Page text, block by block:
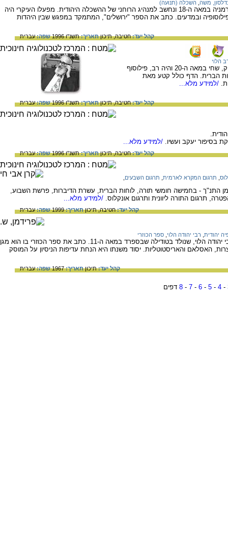
משה השכלה (תנועה)
המידע בדף זה עוסק במשה מנדלסון שחי בגרמניה במאה ה-18 ונחשב למנהיג הרוחני של ההשכלה היהודית. מפעלו העיקרי היה
ובמדעים. כתב את הספר "ירושלים", המתמקד במפגש שבין היהדות
קהל יעד:חטיבה,תיכוןתאריך:תשנ"ו 1996 שפה:עברית
הלוי
המידע בדף זה עוסק ביוסף דב הלוי סולובייצ'יק, שחי במאה ה-20 והיה רב, פילוסוף
הברית. הדף כולל קטע מאת
/למידע מלא...
קהל יעד:חטיבה,תיכוןתאריך:תשנ"ו 1996 שפה:עברית
בסיפור יעקב ועשיו. /למידע מלא...
קהל יעד:חטיבה,תיכוןתאריך:תשנ"ו 1996 שפה:עברית
תרגום המקרא לארמית תרגום השבעים
התנ"ך - בחמישה חומשי תורה, לוחות הברית, עשרת הדיברות, פרשת השבוע,
תרגום התורה ליוונית ותרגום אונקלוס. /למידע מלא...
קהל יעד:חטיבה,תיכוןתאריך:1999 שפה:עברית
יהודית רבי יהודה הלוי ספר הכוזרי
מידע על המשורר, הפילוסוף והוגה הדעות, רבי יהודה הלוי, שנולד בטודילה שבספרד במאה ה-11. כתב את ספר הכוזרי בו הוא מגן
האסלאם והאריסטוטליות. יסוד משנתו היא הנחת עדיפות הניסיון על המוסק
קהל יעד:תיכוןתאריך:1967 שפה:עברית
-
4
-
5
-
6
-
7
-
8 דפים